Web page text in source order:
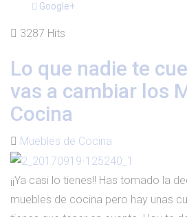
Google+
3287 Hits
Lo que nadie te
vas a cambiar los
Cocina
Muebles de Cocina
¡¡Ya casi lo tienes!! Has tomado la
muebles de cocina pero hay unas